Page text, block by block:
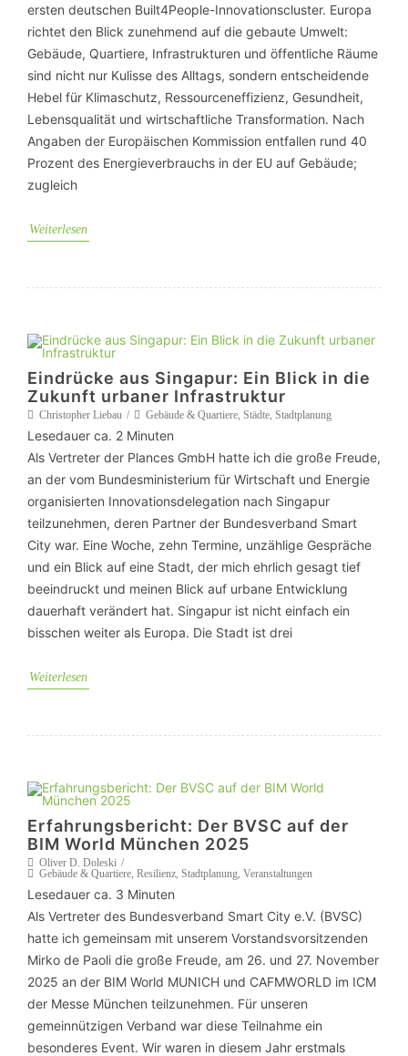
ersten deutschen Built4People-Innovationscluster. Europa
richtet den Blick zunehmend auf die gebaute Umwelt:
Gebäude, Quartiere, Infrastrukturen und öffentliche Räume
sind nicht nur Kulisse des Alltags, sondern entscheidende
Hebel für Klimaschutz, Ressourceneffizienz, Gesundheit,
Lebensqualität und wirtschaftliche Transformation. Nach
Angaben der Europäischen Kommission entfallen rund 40
Prozent des Energieverbrauchs in der EU auf Gebäude;
zugleich
Weiterlesen
Eindrücke aus Singapur: Ein Blick in die
Zukunft urbaner Infrastruktur
Christopher Liebau Gebäude & Quartiere, Städte, Stadtplanung
Lesedauer ca. 2 Minuten
Als Vertreter der Plances GmbH hatte ich die große Freude,
an der vom Bundesministerium für Wirtschaft und Energie
organisierten Innovationsdelegation nach Singapur
teilzunehmen, deren Partner der Bundesverband Smart
City war. Eine Woche, zehn Termine, unzählige Gespräche
und ein Blick auf eine Stadt, der mich ehrlich gesagt tief
beeindruckt und meinen Blick auf urbane Entwicklung
dauerhaft verändert hat. Singapur ist nicht einfach ein
bisschen weiter als Europa. Die Stadt ist drei
Weiterlesen
Erfahrungsbericht: Der BVSC auf der
BIM World München 2025
Oliver D. Doleski
Gebäude & Quartiere, Resilienz, Stadtplanung, Veranstaltungen
Lesedauer ca. 3 Minuten
Als Vertreter des Bundesverband Smart City e.V. (BVSC)
hatte ich gemeinsam mit unserem Vorstandsvorsitzenden
Mirko de Paoli die große Freude, am 26. und 27. November
2025 an der BIM World MUNICH und CAFMWORLD im ICM
der Messe München teilzunehmen. Für unseren
gemeinnützigen Verband war diese Teilnahme ein
besonderes Event. Wir waren in diesem Jahr erstmals